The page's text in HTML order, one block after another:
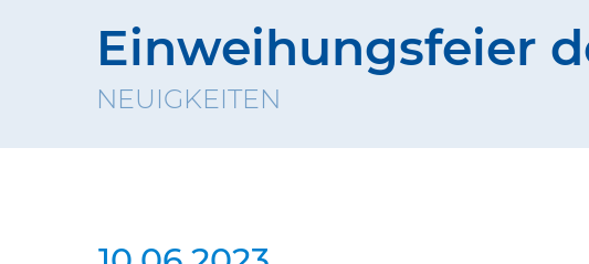
Einweihungsfeier
NEUIGKEITEN